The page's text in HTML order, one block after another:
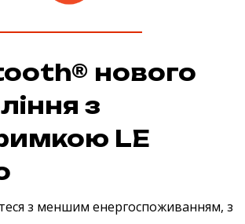
нового
з
LE
з меншим енергоспоживанням, з